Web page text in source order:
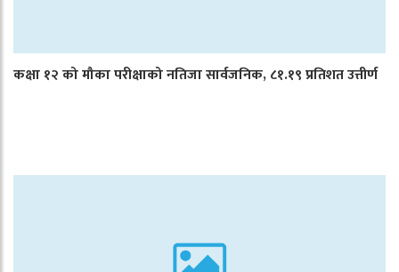
कक्षा १२ को मौका परीक्षाको नतिजा सार्वजनिक, ८१.१९ प्रतिशत उत्तीर्ण